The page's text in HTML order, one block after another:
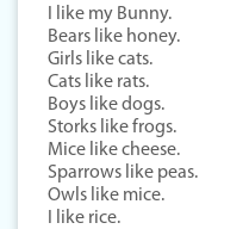
I like my Bunny.
Bears like honey.
Girls like cats.
Cats like rats.
Boys like dogs.
Storks like frogs.
Mice like cheese.
Sparrows like peas.
Owls like mice.
I like rice.